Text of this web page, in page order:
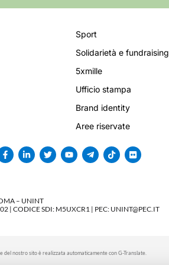
Sport
Solidarietà e fundraising
5xmille
Ufficio stampa
Brand identity
Aree riservate
– UNINT
| CODICE SDI: M5UXCR1 | PEC: UNINT@PEC.IT
del nostro sito è realizzata automaticamente con G-Translate.